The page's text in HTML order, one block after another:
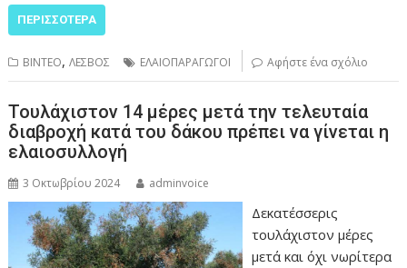
ΠΕΡΙΣΣΌΤΕΡΑ
ΒΙΝΤΕΟ,ΛΕΣΒΟΣ ΕΛΑΙΟΠΑΡΑΓΩΓΟΙ Αφήστε ένα σχόλιο
Τουλάχιστον 14 μέρες μετά την τελευταία
διαβροχή κατά του δάκου πρέπει να γίνεται η
ελαιοσυλλογή
3 Οκτωβρίου 2024 adminvoice
Δεκατέσσερις
τουλάχιστον μέρες
μετά και όχι νωρίτερα